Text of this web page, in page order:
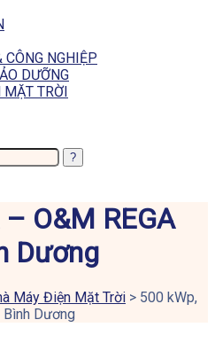
NGHIỆP
DƯỠNG
TRỜI
O&M REGA
Dương
Máy Điện Mặt Trời > 500 kWp,
Bình Dương